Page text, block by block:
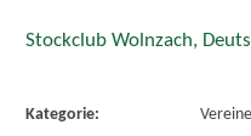
Stockclub Wolnzach,
Kategorie:
Vereine